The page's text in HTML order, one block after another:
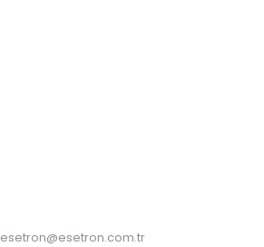
esetron@esetron.com.tr